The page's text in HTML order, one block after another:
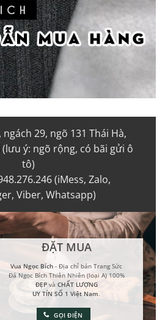
ngách 29, ngõ 131 Thái Hà,
ý: ngõ rộng, có bãi gửi ô
tô)
(iMess, Zalo,
Viber, Whatsapp)
ĐẶT MUA
Vua Ngọc Bích - Địa chỉ bán Trang Sức
Đá Ngọc Bích Thiên Nhiên (loại A) 100%
ĐẸPvà CHẤT LƯỢNG
UY TÍN SỐ 1 Việt Nam.
GỌI ĐIỆN